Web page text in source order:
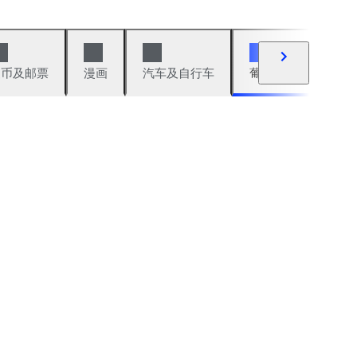
及邮票 漫画 汽车及自行车 葡萄酒及烈性酒